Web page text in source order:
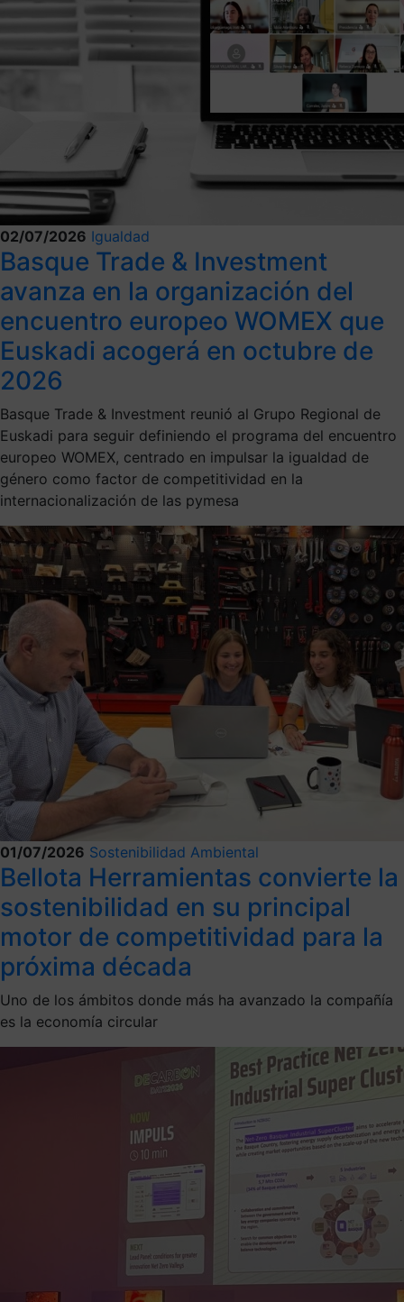
02/07/2026 Igualdad
Basque Trade & Investment
avanza en la organización del
encuentro europeo WOMEX que
Euskadi acogerá en octubre de
2026
Basque Trade & Investment reunió al Grupo Regional de
Euskadi para seguir definiendo el programa del encuentro
europeo WOMEX, centrado en impulsar la igualdad de
género como factor de competitividad en la
internacionalización de las pymesa
01/07/2026 Sostenibilidad Ambiental
Bellota Herramientas convierte la
sostenibilidad en su principal
motor de competitividad para la
próxima década
Uno de los ámbitos donde más ha avanzado la compañía
es la economía circular